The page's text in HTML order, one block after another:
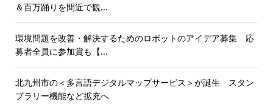
＆百万踊りを間近で観...
環境問題を改善・解決するためのロボットのアイデア募集 応
募者全員に参加賞も【...
北九州市の＜多言語デジタルマップサービス＞が誕生 スタン
プラリー機能など拡充へ